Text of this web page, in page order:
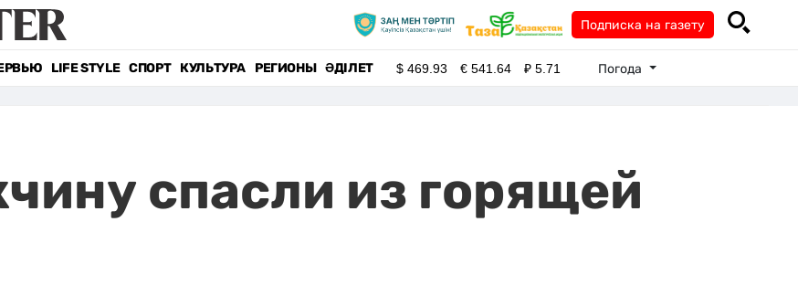
Подписка на газету
LIFE STYLE СПОРТ КУЛЬТУРА РЕГИОНЫ ӘДІЛЕТ $469.93 €541.64 ₽5.71 Погода
спасли из горящей